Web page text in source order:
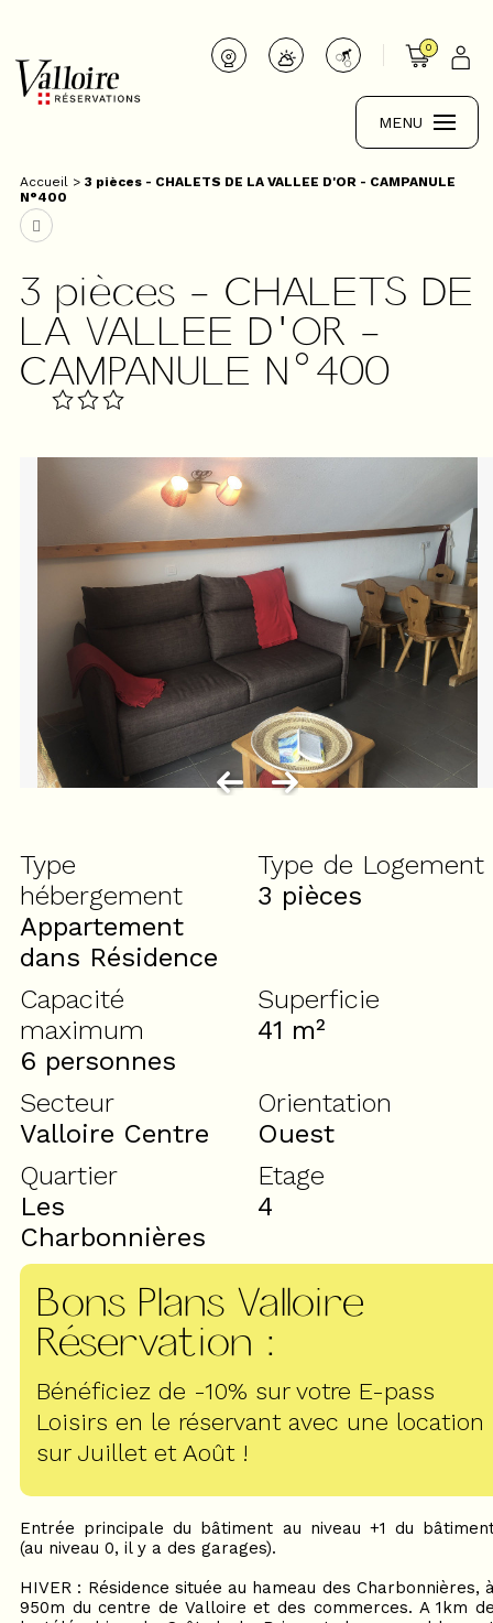
0
MENU
Accueil > 3 pièces - CHALETS DE LA VALLEE D'OR - CAMPANULE
N°400
3 pièces - CHALETS DE
LA VALLEE D'OR -
CAMPANULE N°400
Type
hébergement
Appartement
dans Résidence
Type de Logement
3 pièces
Capacité
maximum
6 personnes
Superficie
41 m²
Secteur
Valloire Centre
Orientation
Ouest
Quartier
Les
Charbonnières
Etage
4
Bons Plans Valloire
Réservation :
Bénéficiez de -10% sur votre E-pass
Loisirs en le réservant avec une location
sur Juillet et Août !
Entrée principale du bâtiment au niveau +1 du
(au niveau 0, il y a des garages).
HIVER : Résidence située au hameau des Charbonnières,
950m du centre de Valloire et des commerces. A 1km